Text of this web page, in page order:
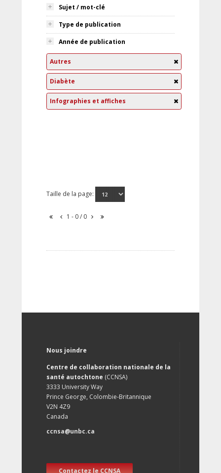
Sujet / mot-clé
Type de publication
Année de publication
Autres
Diabète
Infographies et affiches
Taille de la page:
1 - 0 / 0
Nous joindre
Centre de collaboration nationale de la
santé autochtone (CCNSA)
3333 University Way
Prince George, Colombie-Britannique
V2N 4Z9
Canada
ccnsa@unbc.ca
Contactez le CCNSA